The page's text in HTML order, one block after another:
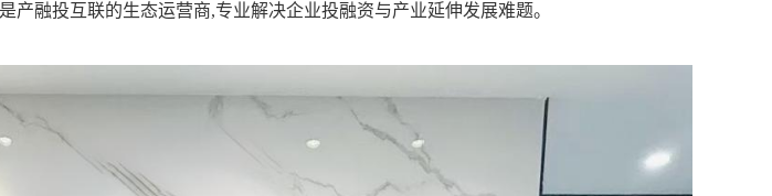
融投互联的生态运营商,专业解决企业投融资与产业延伸发展难题。